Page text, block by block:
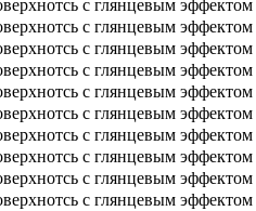
с глянцевым эффектом
с глянцевым эффектом
с глянцевым эффектом
с глянцевым эффектом
с глянцевым эффектом
с глянцевым эффектом
с глянцевым эффектом
с глянцевым эффектом
с глянцевым эффектом
с глянцевым эффектом